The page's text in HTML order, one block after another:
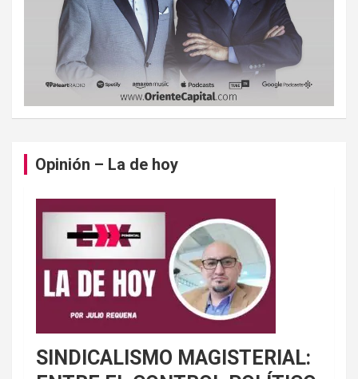
Opinión – La de hoy
SINDICALISMO MAGISTERIAL: